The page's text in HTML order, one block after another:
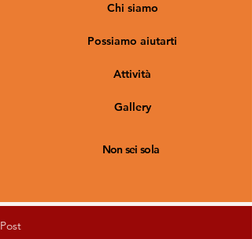
Chi siamo
Possiamo aiutarti
Attività
Gallery
Non sei sola
Post